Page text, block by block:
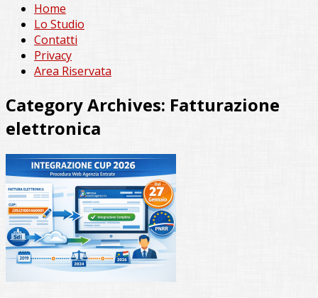
Home
Lo Studio
Contatti
Privacy
Area Riservata
Category Archives: Fatturazione
elettronica